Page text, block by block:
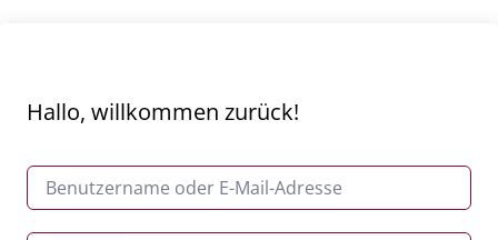
Hallo, willkommen zurück!